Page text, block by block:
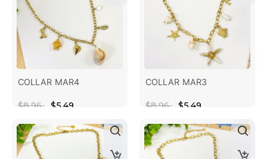
COLLAR MAR4
$8.96 $5.49
COLLAR MAR3
$8.96 $5.49